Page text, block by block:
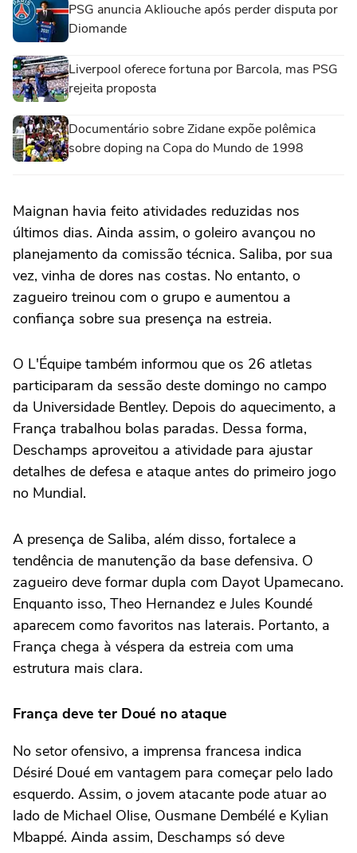
PSG anuncia Akliouche após perder disputa por
Diomande
Liverpool oferece fortuna por Barcola, mas PSG
rejeita proposta
Documentário sobre Zidane expõe polêmica
sobre doping na Copa do Mundo de 1998
Maignan havia feito atividades reduzidas nos
últimos dias. Ainda assim, o goleiro avançou no
planejamento da comissão técnica. Saliba, por sua
vez, vinha de dores nas costas. No entanto, o
zagueiro treinou com o grupo e aumentou a
confiança sobre sua presença na estreia.
O L'Équipe também informou que os 26 atletas
participaram da sessão deste domingo no campo
da Universidade Bentley. Depois do aquecimento, a
França trabalhou bolas paradas. Dessa forma,
Deschamps aproveitou a atividade para ajustar
detalhes de defesa e ataque antes do primeiro jogo
no Mundial.
A presença de Saliba, além disso, fortalece a
tendência de manutenção da base defensiva. O
zagueiro deve formar dupla com Dayot Upamecano.
Enquanto isso, Theo Hernandez e Jules Koundé
aparecem como favoritos nas laterais. Portanto, a
França chega à véspera da estreia com uma
estrutura mais clara.
França deve ter Doué no ataque
No setor ofensivo, a imprensa francesa indica
Désiré Doué em vantagem para começar pelo lado
esquerdo. Assim, o jovem atacante pode atuar ao
lado de Michael Olise, Ousmane Dembélé e Kylian
Mbappé. Ainda assim, Deschamps só deve